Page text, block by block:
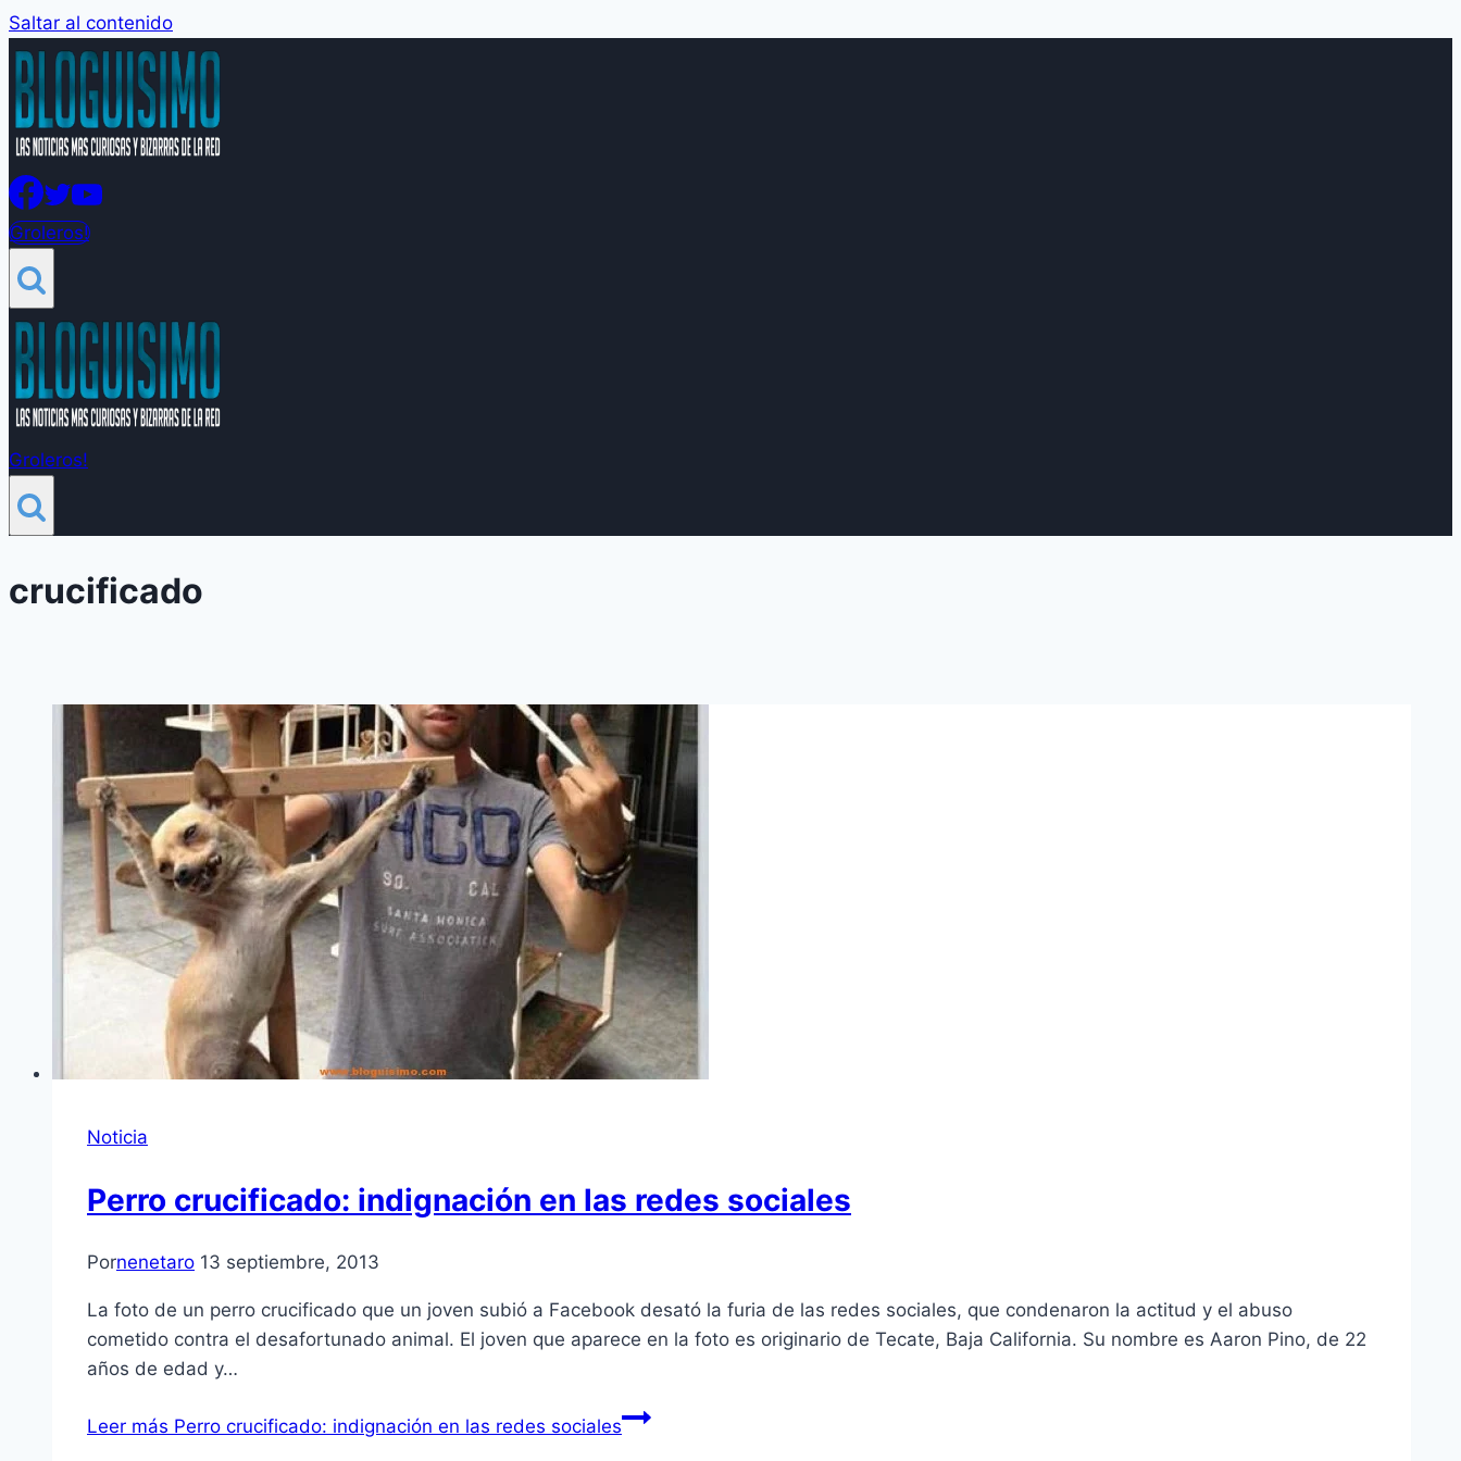
Saltar al contenido
Groleros!
Groleros!
crucificado
Noticia
Perro crucificado: indignación en las redes sociales
Pornenetaro 13 septiembre, 2013
La foto de un perro crucificado que un joven subió a Facebook desató la furia de las redes sociales, que condenaron la actitud y el abuso
cometido contra el desafortunado animal. El joven que aparece en la foto es originario de Tecate, Baja California. Su nombre es Aaron Pino, de 22
años de edad y…
Leer más Perro crucificado: indignación en las redes sociales